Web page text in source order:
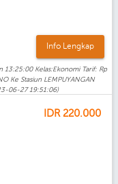
Info Lengkap
13:25:00 Kelas:Ekonomi Tarif: Rp
Ke Stasiun LEMPUYANGAN
06-27 19:51:06)
IDR 220.000